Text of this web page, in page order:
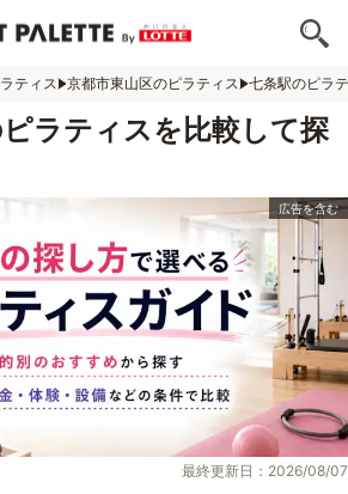
ティス 京都市東山区のピラティス 七条駅のピラ
ラティスを比較して探
最終更新日：2026/08/07